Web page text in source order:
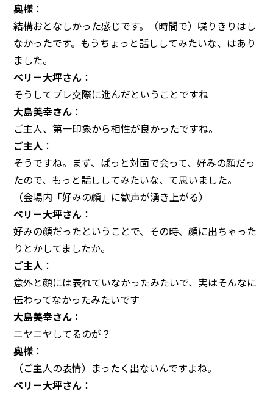
奥様 ：
結構おとなしかった感じです。（時間で）喋りきりはし
なかったです。もうちょっと話ししてみたいな、はあり
ました。
ベリー大坪さん ：
そうしてプレ交際に進んだということですね
大島美幸さん ：
ご主人、第一印象から相性が良かったですね。
ご主人 ：
そうですね。まず、ぱっと対面で会って、好みの顔だっ
たので、もっと話ししてみたいな、て思いました。
（会場内「好みの顔」に歓声が湧き上がる）
ベリー大坪さん ：
好みの顔だったということで、その時、顔に出ちゃった
りとかしてましたか。
ご主人 ：
意外と顔には表れていなかったみたいで、実はそんなに
伝わってなかったみたいです
大島美幸さん：
ニヤニヤしてるのが？
奥様 ：
（ご主人の表情）まったく出ないんですよね。
ベリー大坪さん ：